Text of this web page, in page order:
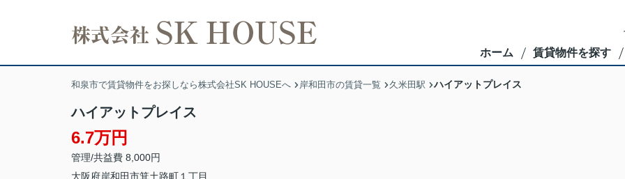
ホーム 賃貸物件を探す
和泉市で賃貸物件をお探しなら株式会社SK HOUSEへ 岸和田市の賃貸一覧 久米田駅 ハイアットプレイス
ハイアットプレイス
6.7万円
管理/共益費 8,000円
大阪府岸和田市箕土路町 １丁目